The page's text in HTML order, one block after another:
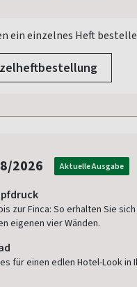
ein einzelnes Heft
2026 Aktuelle Ausgabe
zur Finca: So erhalten Sie
eigenen vier Wänden.
für einen edlen Hotel-Look in